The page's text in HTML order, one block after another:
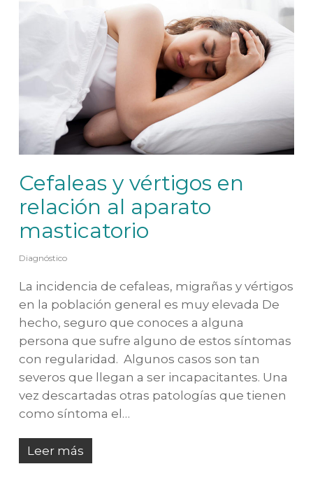
Cefaleas y vértigos en
relación al aparato
masticatorio
Diagnóstico
La incidencia de cefaleas, migrañas y vértigos
en la población general es muy elevada De
hecho, seguro que conoces a alguna
persona que sufre alguno de estos síntomas
con regularidad. Algunos casos son tan
severos que llegan a ser incapacitantes. Una
vez descartadas otras patologías que tienen
como síntoma el…
Leer más